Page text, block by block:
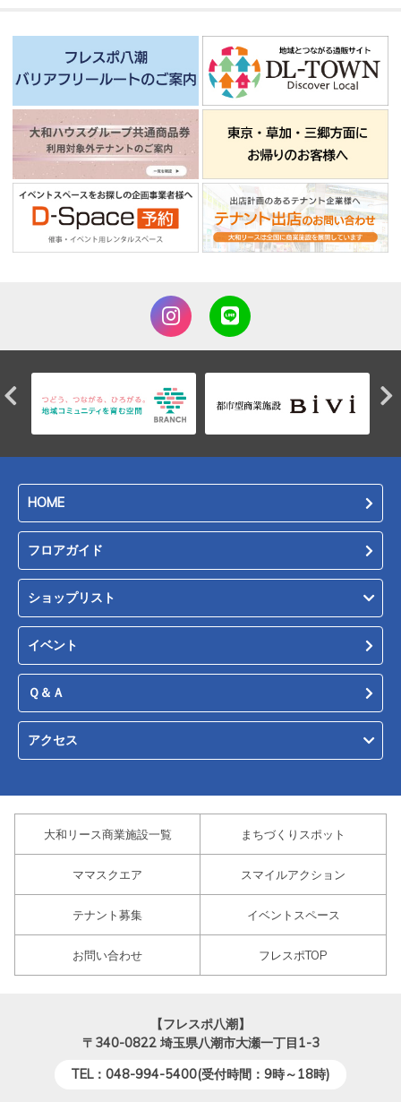
HOME
フロアガイド
ショップリスト
イベント
Ｑ＆Ａ
アクセス
大和リース商業施設一覧 まちづくりスポット
ママスクエア スマイルアクション
テナント募集 イベントスペース
お問い合わせ フレスポTOP
【フレスポ八潮】
〒340-0822 埼玉県八潮市大瀬一丁目1-3
TEL：048-994-5400(受付時間：9時～18時)